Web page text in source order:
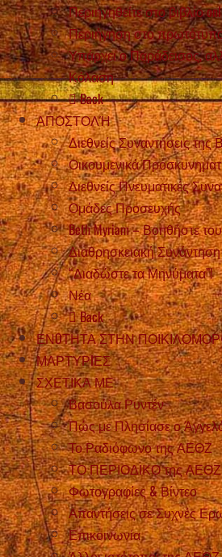
Περιηγηθείτε στο βιβλίο
Περιήγηση στο
Υπάρχει ο Παράδεισος,
Κόλαση
Back
ΑΠΟΣΤΟΛΉ
Διεθνείς Συναντήσεις
Οικουμενικά
Διεθνείς Πνευματικές
Ομάδες Προσευχής
Beth Myriam – Βοηθήστε
Διαθρησκειακή Συνάντηση
“Διαδώστε τα Μηνύματα”!
Νέα
Back
ΕΝOΤΗΤΑ ΣΤΗΝ
ΜΑΡΤΥΡIΕΣ
ΣΧΕΤΙΚΑ ΜΕ
Βασούλα Ρυντέν
Πώς με Πλησίασε ο
Το Ραδιόφωνο της ΑΕΘΖ
ΤΟ ΠΕΡΙΟΔΙΚΟ της ΑΕΘΖ
Φωτογραφίες & Βίντεο
Απαντήσεις σε Συχνές
Επικοινωνία